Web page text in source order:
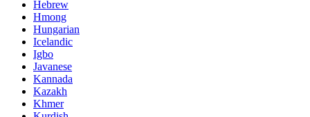
Hebrew
Hmong
Hungarian
Icelandic
Igbo
Javanese
Kannada
Kazakh
Khmer